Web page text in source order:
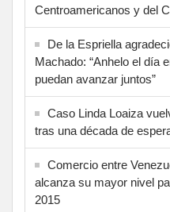
Centroamericanos y del
De la Espriella
Machado: “Anhelo el día
puedan avanzar juntos”
Caso Linda Loaiza
tras una década de
Comercio entre
alcanza su mayor nivel
2015